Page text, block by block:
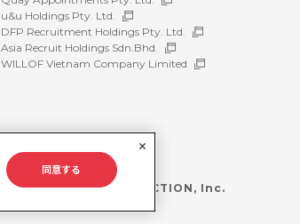
u&u Holdings Pty. Ltd.
DFP Recruitment Holdings Pty. Ltd.
Asia Recruit Holdings Sdn.Bhd.
WILLOF Vietnam Company Limited
©WILLOF CONSTRUCTION, Inc.
同意する